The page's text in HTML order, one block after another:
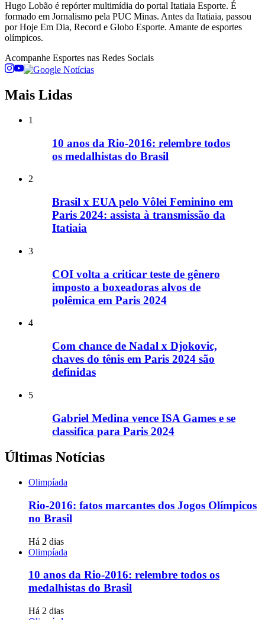
Hugo Lobão é repórter multimídia do portal Itatiaia Esporte. É
formado em Jornalismo pela PUC Minas. Antes da Itatiaia, passou
por Hoje Em Dia, Record e Globo Esporte. Amante de esportes
olímpicos.
Acompanhe Esportes nas Redes Sociais
Mais Lidas
1
10 anos da Rio-2016: relembre todos
os medalhistas do Brasil
2
Brasil x EUA pelo Vôlei Feminino em
Paris 2024: assista à transmissão da
Itatiaia
3
COI volta a criticar teste de gênero
imposto a boxeadoras alvos de
polêmica em Paris 2024
4
Com chance de Nadal x Djokovic,
chaves do tênis em Paris 2024 são
definidas
5
Gabriel Medina vence ISA Games e se
classifica para Paris 2024
Últimas Notícias
Olimpíada
Rio-2016: fatos marcantes dos Jogos Olímpicos
no Brasil
Há 2 dias
Olimpíada
10 anos da Rio-2016: relembre todos os
medalhistas do Brasil
Há 2 dias